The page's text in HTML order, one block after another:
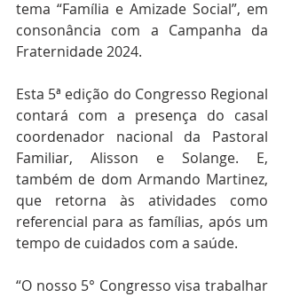
tema “Família e Amizade Social”, em
consonância com a Campanha da
Fraternidade 2024.
Esta 5ª edição do Congresso Regional
contará com a presença do casal
coordenador nacional da Pastoral
Familiar, Alisson e Solange. E,
também de dom Armando Martinez,
que retorna às atividades como
referencial para as famílias, após um
tempo de cuidados com a saúde.
“O nosso 5° Congresso visa trabalhar